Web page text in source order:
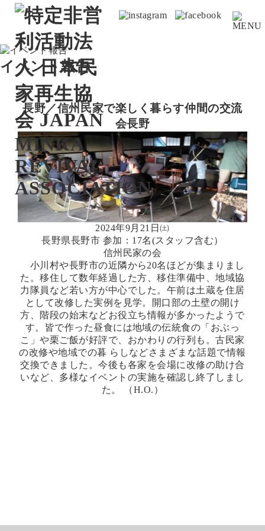
イベント報告
長野／信州民家で楽しく暮らす仲間の交流
会長野
2024年9月21日㈯
長野県長野市 参加：17名(スタッフ含む）
信州民家の会
小川村や長野市の近隣から20名ほどが集まりまし
た。移住して数年経過した方、移住準備中、地域協
力隊員など若い方が中心でした。午前は土蔵を住居
として改修した実例を見学。開口部の土壁の開け
方、階段の始末などお役立ち情報が多かったようで
す。皆で作った昼食には地域の伝統食の「おぶっ
こ」や栗ご飯が好評で、おかわりの行列も。古民家
の改修や地域での暮 らしなどさまざまな話題で情報
交換できました。今後も各家を会場に改修の助け合
いなど、多様なイベントの実施を確認し終了しまし
た。 （H.O.）